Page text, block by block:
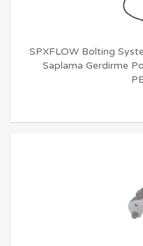
SPXFLOW Bolting
Saplama Gerdirme